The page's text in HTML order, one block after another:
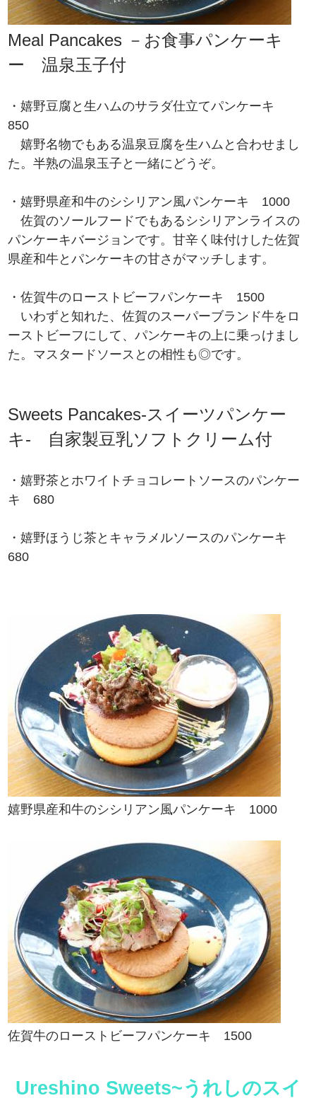
Meal Pancakes －お食事パンケーキ
ー 温泉玉子付
・嬉野豆腐と生ハムのサラダ仕立てパンケーキ
850
嬉野名物でもある温泉豆腐を生ハムと合わせまし
た。半熟の温泉玉子と一緒にどうぞ。
・嬉野県産和牛のシシリアン風パンケーキ 1000
佐賀のソールフードでもあるシシリアンライスの
パンケーキバージョンです。甘辛く味付けした佐賀
県産和牛とパンケーキの甘さがマッチします。
・佐賀牛のローストビーフパンケーキ 1500
いわずと知れた、佐賀のスーパーブランド牛をロ
ーストビーフにして、パンケーキの上に乗っけまし
た。マスタードソースとの相性も◎です。
Sweets Pancakes-スイーツパンケー
キ- 自家製豆乳ソフトクリーム付
・嬉野茶とホワイトチョコレートソースのパンケー
キ 680
・嬉野ほうじ茶とキャラメルソースのパンケーキ
680
嬉野県産和牛のシシリアン風パンケーキ 1000
佐賀牛のローストビーフパンケーキ 1500
Ureshino Sweets~うれしのスイ